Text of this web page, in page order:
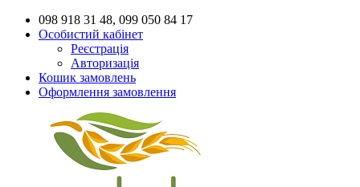
098 918 31 48, 099 050 84 17
Особистий кабінет
Реєстрація
Авторизація
Кошик замовлень
Оформлення замовлення